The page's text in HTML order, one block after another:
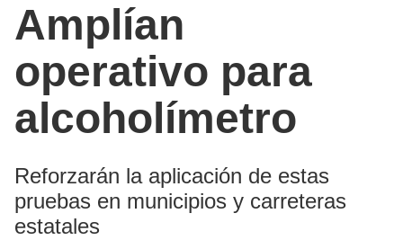
Amplían
operativo para
alcoholímetro
Reforzarán la aplicación de estas
pruebas en municipios y carreteras
estatales